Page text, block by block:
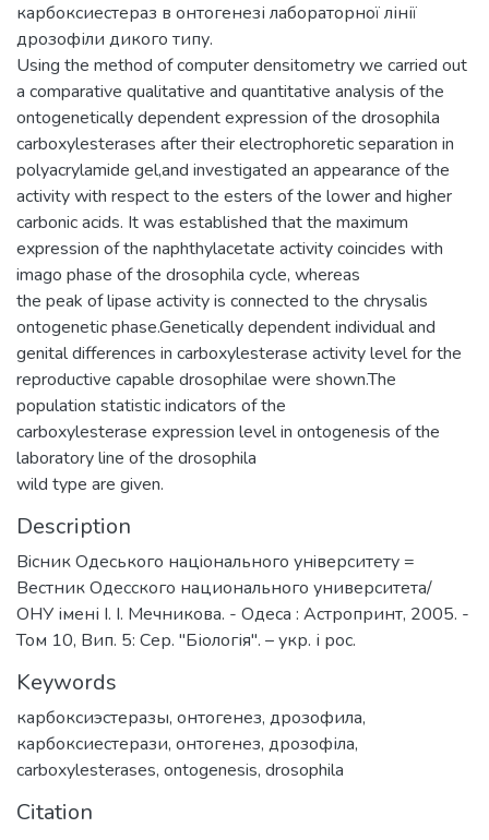
карбоксиестераз в онтогенезі лабораторної лінії
дрозофіли дикого типу.
Using the method of computer densitometry we carried out
a comparative qualitative and quantitative analysis of the
ontogenetically dependent expression of the drosophila
carboxylesterases after their electrophoretic separation in
polyacrylamide gel,and investigated an appearance of the
activity with respect to the esters of the lower and higher
carbonic acids. It was established that the maximum
expression of the naphthylacetate activity coincides with
imago phase of the drosophila cycle, whereas
the peak of lipase activity is connected to the chrysalis
ontogenetic phase.Genetically dependent individual and
genital differences in carboxylesterase activity level for the
reproductive capable drosophilae were shown.The
population statistic indicators of the
carboxylesterase expression level in ontogenesis of the
laboratory line of the drosophila
wild type are given.
Description
Вiсник Одеського нацiонального унiверситету =
Вестник Одесского национального университета/
ОНУ імені І. І. Мечникова. - Одеса : Астропринт, 2005. -
Том 10, Вип. 5: Сер. "Біологія". – укр. і рос.
Keywords
карбоксиэстеразы, онтогенез, дрозофила,
карбоксиестерази, онтогенез, дрозофіла,
carboxylesterases, ontogenesis, drosophila
Citation